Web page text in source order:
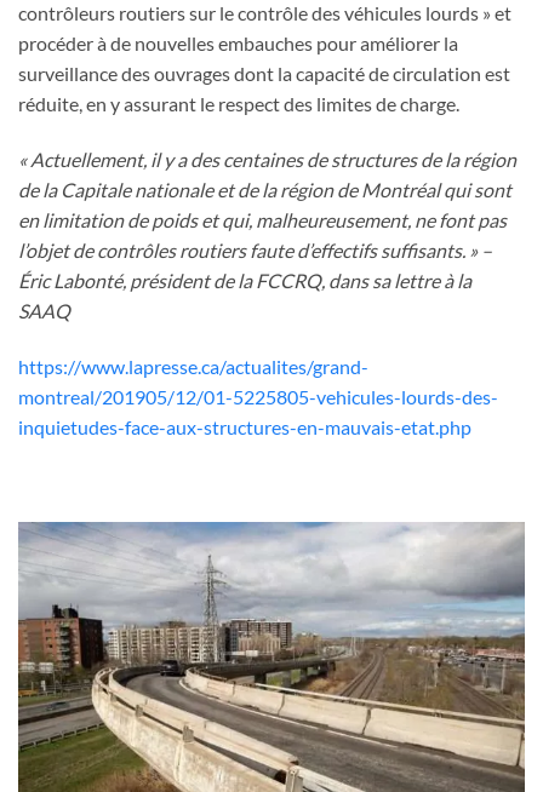
contrôleurs routiers sur le contrôle des véhicules lourds » et
procéder à de nouvelles embauches pour améliorer la
surveillance des ouvrages dont la capacité de circulation est
réduite, en y assurant le respect des limites de charge.
« Actuellement, il y a des centaines de structures de la région
de la Capitale nationale et de la région de Montréal qui sont
en limitation de poids et qui, malheureusement, ne font pas
l’objet de contrôles routiers faute d’effectifs suffisants. » –
Éric Labonté, président de la FCCRQ, dans sa lettre à la
SAAQ
https://www.lapresse.ca/actualites/grand-
montreal/201905/12/01-5225805-vehicules-lourds-des-
inquietudes-face-aux-structures-en-mauvais-etat.php